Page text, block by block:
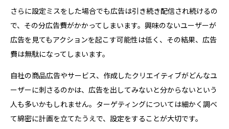
さらに設定ミスをした場合でも広告は引き続き配信され続けるの
で、その分広告費がかかってしまいます。興味のないユーザーが
広告を見てもアクションを起こす可能性は低く、その結果、広告
費は無駄になってしまいます。
自社の商品広告やサービス、作成したクリエイティブがどんなユ
ーザーに刺さるのかは、広告を出してみないと分からないという
人も多いかもしれません。ターゲティングについては細かく調べ
て綿密に計画を立てたうえで、設定をすることが大切です。